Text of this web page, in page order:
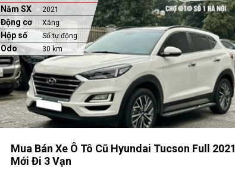
Năm SX 2021
Động cơ Xăng
Hộp số Số tự động
Odo 30 km
Mua Bán Xe Ô Tô Cũ Hyundai Tucson Full 2021
Mới Đi 3 Vạn